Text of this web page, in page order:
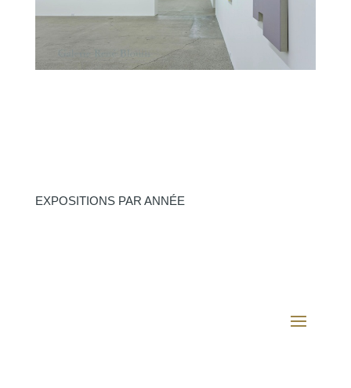
EXPOSITIONS PAR ANNÉE